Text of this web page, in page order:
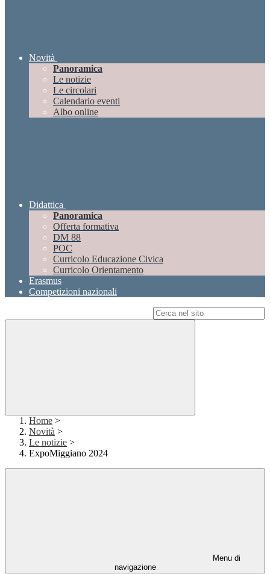
Novità
Panoramica
Le notizie
Le circolari
Calendario eventi
Albo online
Didattica
Panoramica
Offerta formativa
DM 88
POC
Curricolo Educazione Civica
Curricolo Orientamento
Erasmus
Competizioni nazionali
Home >
Novità >
Le notizie >
ExpoMiggiano 2024
Menu di
navigazione